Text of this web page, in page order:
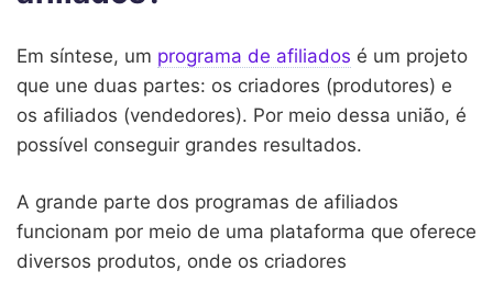
Em síntese, um programa de afiliados é um projeto
que une duas partes: os criadores (produtores) e
os afiliados (vendedores). Por meio dessa união, é
possível conseguir grandes resultados.
A grande parte dos programas de afiliados
funcionam por meio de uma plataforma que oferece
diversos produtos, onde os criadores